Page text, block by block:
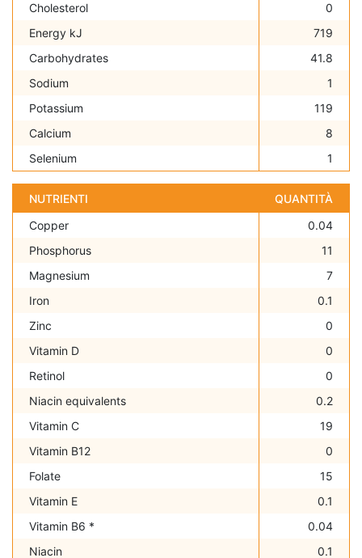
Cholesterol
0
Energy kJ
719
Carbohydrates
41.8
Sodium
1
Potassium
119
Calcium
8
Selenium
1
NUTRIENTI
QUANTITÀ
Copper
0.04
Phosphorus
11
Magnesium
7
Iron
0.1
Zinc
0
Vitamin D
0
Retinol
0
Niacin equivalents
0.2
Vitamin C
19
Vitamin B12
0
Folate
15
Vitamin E
0.1
Vitamin B6 *
0.04
Niacin
0.1